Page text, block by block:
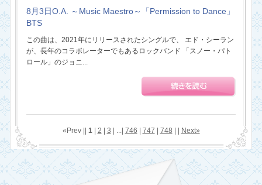
8月3日O.A. ～Music Maestro～「Permission to Dance」
BTS
この曲は、2021年にリリースされたシングルで、 エド・シーラン
が、長年のコラボレーターでもあるロックバンド 「スノー・パト
ロール」のジョニ...
«Prev || 1| 2 3 | ...| 746 747 748 Next»